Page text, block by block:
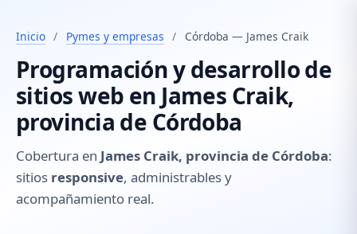
Inicio / Pymes y empresas / Córdoba — James Craik
Programación y desarrollo de
sitios web en James Craik,
provincia de Córdoba
Cobertura en James Craik, provincia de Córdoba:
sitios responsive, administrables y
acompañamiento real.